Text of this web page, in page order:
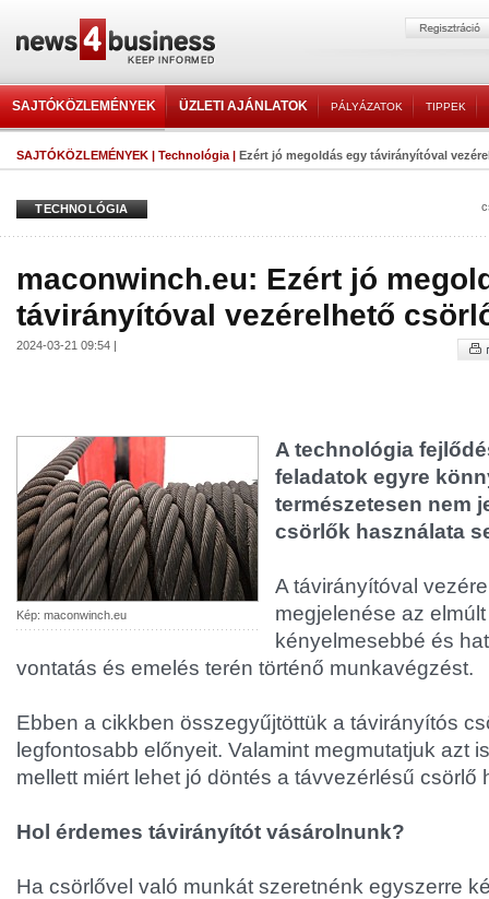
SAJTÓKÖZLEMÉNYEK ÜZLETI AJÁNLATOK PÁLYÁZATOK TIPPEK
SAJTÓKÖZLEMÉNYEK | Technológia | Ezért jó megoldás egy távirányítóval
TECHNOLÓGIA
maconwinch.eu: Ezért jó
távirányítóval vezérelhető
2024-03-21 09:54 |
Kép: maconwinch.eu
A technológia
feladatok egyre
természetesen nem
csörlők használata
A távirányítóval
megjelenése az
kényelmesebbé és
vontatás és emelés terén történő munkavégzést.
Ebben a cikkben összegyűjtöttük a távirányítós
legfontosabb előnyeit. Valamint megmutatjuk azt
mellett miért lehet jó döntés a távvezérlésű csörlő
Hol érdemes távirányítót vásárolnunk?
Ha csörlővel való munkát szeretnénk egyszerre